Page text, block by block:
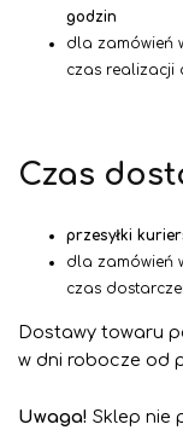
godzin
dla zamówień
czas realizacji
Czas
przesyłki
dla zamówień
czas
Dostawy towaru
w dni robocze od
Uwaga! Sklep nie